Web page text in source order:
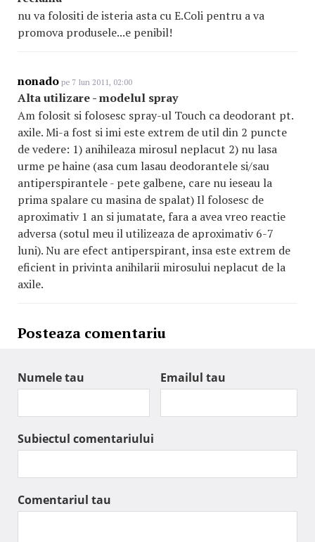
nu va folositi de isteria asta cu E.Coli pentru a va
promova produsele...e penibil!
nonado pe 7 Iun 2011, 02:00
Alta utilizare - modelul spray
Am folosit si folosesc spray-ul Touch ca deodorant pt.
axile. Mi-a fost si imi este extrem de util din 2 puncte
de vedere: 1) anihileaza mirosul neplacut 2) nu lasa
urme pe haine (asa cum lasau deodorantele si/sau
antiperspirantele - pete galbene, care nu ieseau la
prima spalare cu masina de spalat) Il folosesc de
aproximativ 1 an si jumatate, fara a avea vreo reactie
adversa (sotul meu il utilizeaza de aproximativ 6-7
luni). Nu are efect antiperspirant, insa este extrem de
eficient in privinta anihilarii mirosului neplacut de la
axile.
Posteaza comentariu
Numele tau Emailul tau
Subiectul comentariului
Comentariul tau